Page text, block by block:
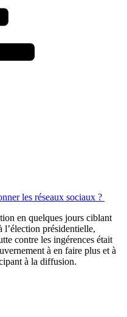
les réseaux sociaux ?
en quelques jours ciblant
l’élection présidentielle,
contre les ingérences était
à en faire plus et à
à la diffusion.